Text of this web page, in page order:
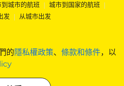
的隱私權政策、 條款和條件，以
到城市的航班 | 城市到国家的航班 |
发 | 从城市出发